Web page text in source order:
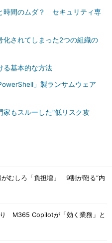
時間のムダ？ セキュリティ専
化されてしまった2つの組織の
る基本的な方法
」製ランサムウェア
もスルーした“低リスク攻
がむしろ「負担増」 9割が陥る“内
M365 Copilotが「効く業務」と